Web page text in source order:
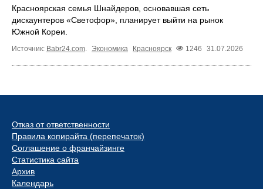
Красноярская семья Шнайдеров, основавшая сеть
дискаунтеров «Светофор», планирует выйти на рынок
Южной Кореи.
Источник: Babr24.com. Экономика Красноярск 1246 31.07.2026
Отказ от ответственности
Правила копирайта (перепечаток)
Соглашение о франчайзинге
Статистика сайта
Архив
Календарь